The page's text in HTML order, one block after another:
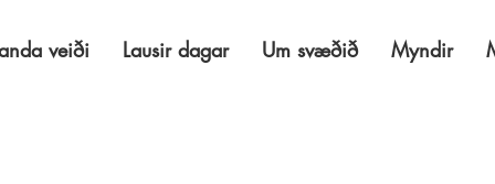
veiði Lausir dagar Um svæðið Myndir